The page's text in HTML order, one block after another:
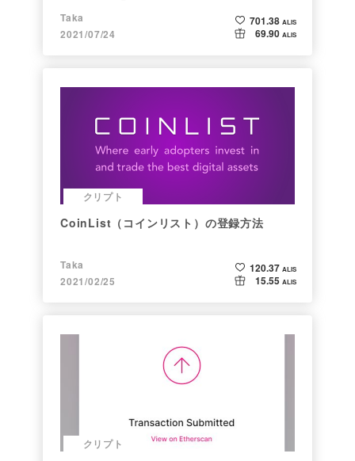
Taka
2021/07/24
701.38 ALIS
69.90 ALIS
クリプト
CoinList（コインリスト）の登録方法
Taka
2021/02/25
120.37 ALIS
15.55 ALIS
クリプト